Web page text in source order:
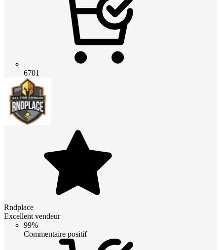
6701
Rndplace
Excellent vendeur
99%
Commentaire positif